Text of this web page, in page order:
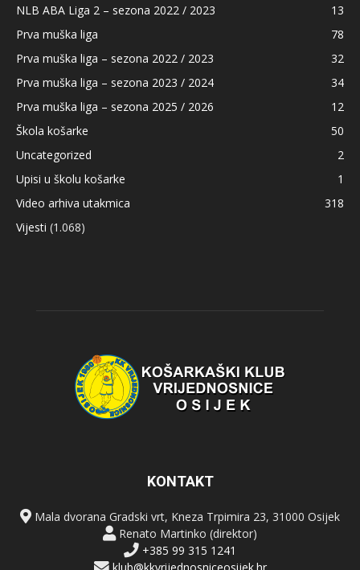
NLB ABA Liga 2 – sezona 2022 / 2023
13
Prva muška liga
78
Prva muška liga – sezona 2022 / 2023
32
Prva muška liga – sezona 2023 / 2024
34
Prva muška liga – sezona 2025 / 2026
12
Škola košarke
50
Uncategorized
2
Upisi u školu košarke
1
Video arhiva utakmica
318
Vijesti (1.068)
KONTAKT
Mala dvorana Gradski vrt, Kneza Trpimira 23, 31000 Osijek
Renato Martinko (direktor)
+385 99 315 1241